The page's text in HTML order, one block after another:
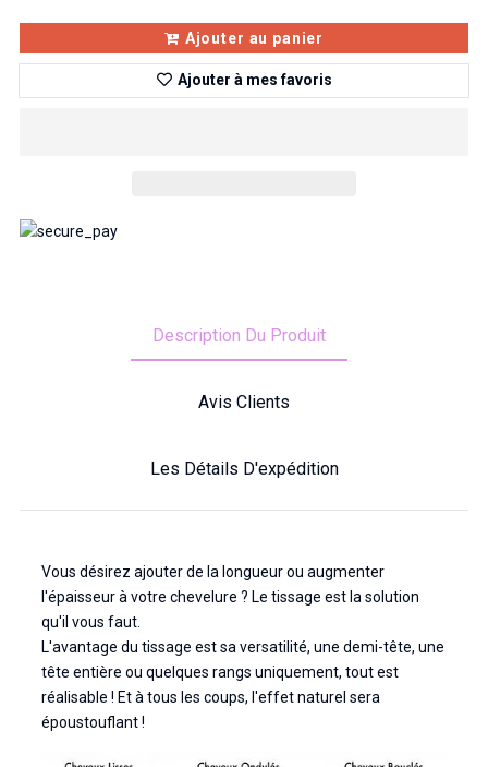
Ajouter au panier
Ajouter à mes favoris
Description Du Produit
Avis Clients
Les Détails D'expédition
Vous désirez ajouter de la longueur ou augmenter
l'épaisseur à votre chevelure ? Le tissage est la solution
qu'il vous faut.
L'avantage du tissage est sa versatilité, une demi-tête, une
tête entière ou quelques rangs uniquement, tout est
réalisable ! Et à tous les coups, l'effet naturel sera
époustouflant !